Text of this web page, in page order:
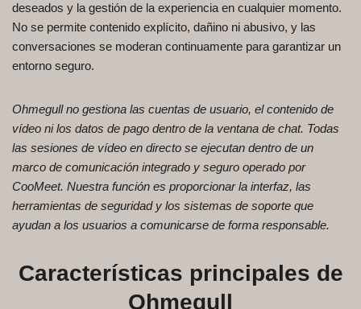
deseados y la gestión de la experiencia en cualquier momento.
No se permite contenido explícito, dañino ni abusivo, y las
conversaciones se moderan continuamente para garantizar un
entorno seguro.
Ohmegull no gestiona las cuentas de usuario, el contenido de
vídeo ni los datos de pago dentro de la ventana de chat. Todas
las sesiones de vídeo en directo se ejecutan dentro de un
marco de comunicación integrado y seguro operado por
CooMeet. Nuestra función es proporcionar la interfaz, las
herramientas de seguridad y los sistemas de soporte que
ayudan a los usuarios a comunicarse de forma responsable.
Características principales de
Ohmegull